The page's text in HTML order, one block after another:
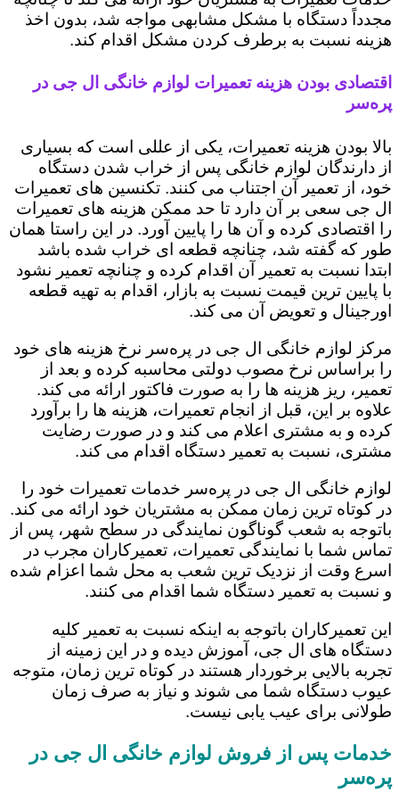
مجدداً دستگاه با مشکل مشابهی مواجه شد، بدون اخذ
هزینه نسبت به برطرف کردن مشکل اقدام کند.
اقتصادی بودن هزینه تعمیرات لوازم خانگی ال جی در
پره‌سر
بالا بودن هزینه تعمیرات، یکی از عللی است که بسیاری
از دارندگان لوازم خانگی پس از خراب شدن دستگاه
خود، از تعمیر آن اجتناب می کنند. تکنسین های تعمیرات
ال جی سعی بر آن دارد تا حد ممکن هزینه های تعمیرات
را اقتصادی کرده و آن ها را پایین آورد. در این راستا همان
طور که گفته شد، چنانچه قطعه ای خراب شده باشد
ابتدا نسبت به تعمیر آن اقدام کرده و چنانچه تعمیر نشود
با پایین ترین قیمت نسبت به بازار، اقدام به تهیه قطعه
اورجینال و تعویض آن می کند.
مرکز لوازم خانگی ال جی در پره‌سر نرخ هزینه های خود
را براساس نرخ مصوب دولتی محاسبه کرده و بعد از
تعمیر، ریز هزینه ها را به صورت فاکتور ارائه می کند.
علاوه بر این، قبل از انجام تعمیرات، هزینه ها را برآورد
کرده و به مشتری اعلام می کند و در صورت رضایت
مشتری، نسبت به تعمیر دستگاه اقدام می کند.
لوازم خانگی ال جی در پره‌سر خدمات تعمیرات خود را
در کوتاه ترین زمان ممکن به مشتریان خود ارائه می کند.
باتوجه به شعب گوناگون نمایندگی در سطح شهر، پس از
تماس شما با نمایندگی تعمیرات، تعمیرکاران مجرب در
اسرع وقت از نزدیک ترین شعب به محل شما اعزام شده
و نسبت به تعمیر دستگاه شما اقدام می کنند.
این تعمیرکاران باتوجه به اینکه نسبت به تعمیر کلیه
دستگاه های ال جی، آموزش دیده و در این زمینه از
تجربه بالایی برخوردار هستند در کوتاه ترین زمان، متوجه
عیوب دستگاه شما می شوند و نیاز به صرف زمان
طولانی برای عیب یابی نیست.
خدمات پس از فروش لوازم خانگی ال جی در
پره‌سر